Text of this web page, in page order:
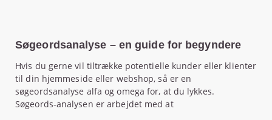
Søgeordsanalyse – en guide for begyndere
Hvis du gerne vil tiltrække potentielle kunder eller klienter
til din hjemmeside eller webshop, så er en
søgeordsanalyse alfa og omega for, at du lykkes.
Søgeords-analysen er arbejdet med at